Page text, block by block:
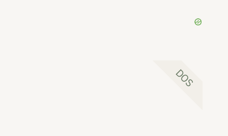
DOS